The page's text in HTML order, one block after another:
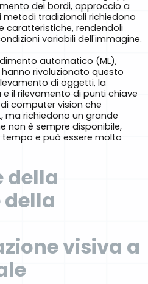
dei bordi, approccio a
tradizionali richiedono
caratteristiche, rendendoli
variabili dell'immagine.
automatico (ML),
rivoluzionato questo
di oggetti, la
il rilevamento di punti chiave
computer vision che
ma richiedono un grande
non è sempre disponibile,
e può essere molto
della
visiva a